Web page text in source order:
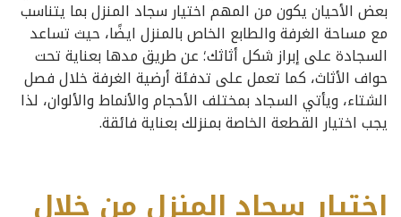
بعض الأحيان يكون من المهم اختيار سجاد المنزل بما يتناسب
مع مساحة الغرفة والطابع الخاص بالمنزل ايضًا، حيث تساعد
السجادة على إبراز شكل أثاثك؛ عن طريق مدها بعناية تحت
حواف الأثاث، كما تعمل على تدفئة أرضية الغرفة خلال فصل
الشتاء، ويأتي السجاد بمختلف الأحجام والأنماط والألوان، لذا
يجب اختيار القطعة الخاصة بمنزلك بعناية فائقة.
اختيار سجاد المنزل من خلال